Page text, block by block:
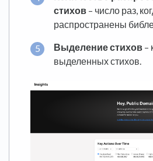
стихов – число раз,
распространены
Выделение стихов –
выделенных стихов.